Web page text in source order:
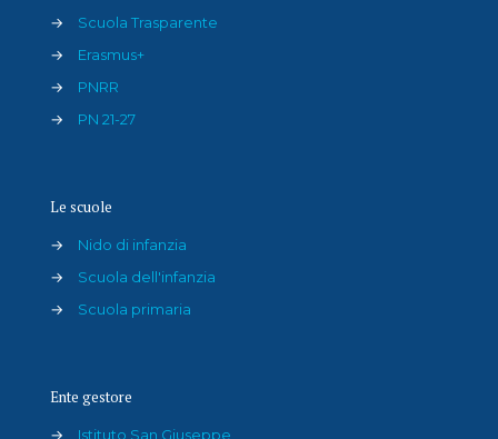
→
Scuola Trasparente
→
Erasmus+
→
PNRR
→
PN 21-27
Le scuole
→
Nido di infanzia
→
Scuola dell'infanzia
→
Scuola primaria
Ente gestore
→
Istituto San Giuseppe